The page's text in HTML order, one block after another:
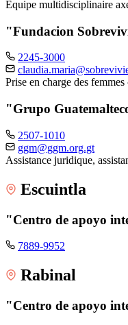
Équipe multidisciplinaire
"Fundacion
2245-3000
Prise en charge des
"Grupo
2507-1010
ggm@ggm.org.gt
Assistance juridique,
Escuintla
"Centro de apoyo
7889-9952
Rabinal
"Centro de apoyo